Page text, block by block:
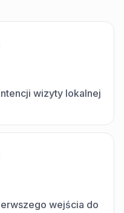
wizyty lokalnej
wejścia do